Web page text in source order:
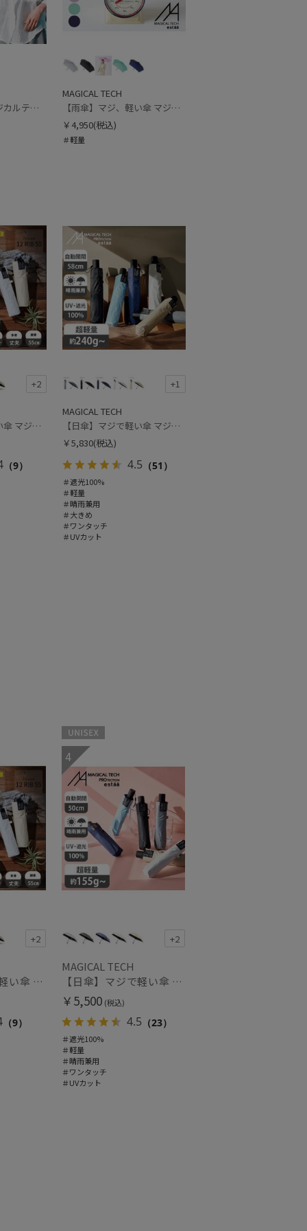
【遮光ハット】マジカルテックプロテクション バケットハット UV100 遮光100 軽量 撥水
MAGICAL TECH
【雨傘】マジ、軽い傘 マジカルテック (MAGICAL TECH) 自動開閉折りたたみ傘 無地【公式ムーンバット】 レディース メンズ ユニセックス 男女兼用 晴雨兼用 超軽量 UV
￥4,950(税込)
＃軽量
+2
【日傘】マジで軽い傘 マジカルテックプロテクション（MAGICAL TECH PROTECTION）Tough 12 rib55cm
（9）
+1
MAGICAL TECH
【日傘】マジで軽い傘 マジカルテックプロテクション(MAGICAL TECH PROTECTION) 58cm 晴雨兼用傘自動開閉折りたたみ日傘 一級遮光100% UV 軽量 機能性 大きめ 人気
￥5,830(税込)
4.5 （51）
＃遮光100%
＃軽量
＃晴雨兼用
＃大きめ
＃ワンタッチ
＃UVカット
+2
【日傘】マジで軽い傘 マジカルテックプロテクション（MAGICAL TECH PROTECTION）Tough 12 rib55cm
（9）
UNISEX
4
+2
MAGICAL TECH
【日傘】マジで軽い傘 マジカルテックプロテクション(MAGICAL TECH PROTECTION) 50cm 晴雨兼用傘自動開閉折りたたみ日傘 一級遮光100% UV 軽量 機能性 人気
￥5,500 (税込)
4.5 （23）
＃遮光100%
＃軽量
＃晴雨兼用
＃ワンタッチ
＃UVカット